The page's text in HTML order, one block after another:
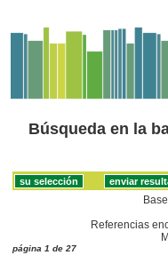
Búsqueda en la
Referencias
página 1 de 27